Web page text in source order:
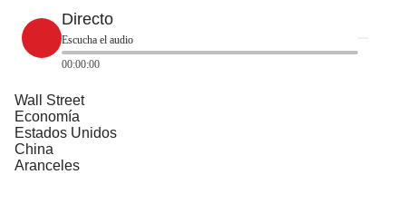
Directo
Escucha el audio
00:00:00
Wall Street
Economía
Estados Unidos
China
Aranceles